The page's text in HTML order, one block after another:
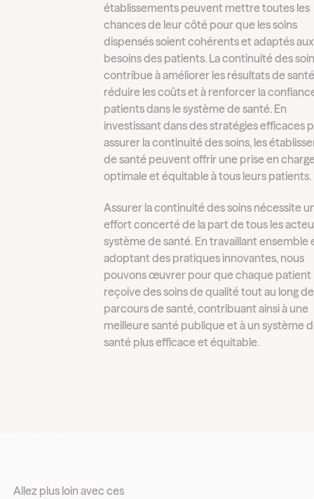
établissements peuvent mettre toutes les
chances de leur côté pour que les soins
dispensés soient cohérents et adaptés aux
besoins des patients. La continuité des
contribue à améliorer les résultats de
réduire les coûts et à renforcer la
patients dans le système de santé. En
investissant dans des stratégies efficaces
assurer la continuité des soins, les
de santé peuvent offrir une prise en
optimale et équitable à tous leurs patients.
Assurer la continuité des soins nécessite
effort concerté de la part de tous les
système de santé. En travaillant ensemble
adoptant des pratiques innovantes, nous
pouvons œuvrer pour que chaque patient
reçoive des soins de qualité tout au long
parcours de santé, contribuant ainsi à une
meilleure santé publique et à un système
santé plus efficace et équitable.
Allez plus loin avec ces